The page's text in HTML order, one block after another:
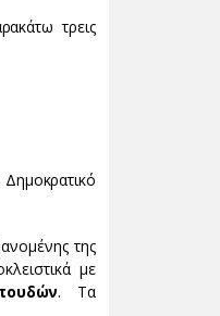
τρεις
της
με
. Τα